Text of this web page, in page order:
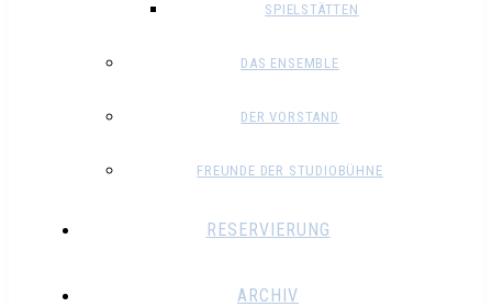
SPIELSTÄTTEN
DAS ENSEMBLE
DER VORSTAND
FREUNDE DER STUDIOBÜHNE
RESERVIERUNG
ARCHIV